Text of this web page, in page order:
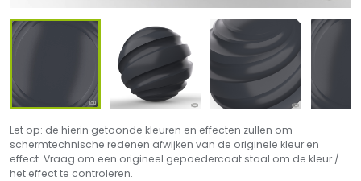
Let op: de hierin getoonde kleuren en effecten zullen om
schermtechnische redenen afwijken van de originele kleur en
effect. Vraag om een origineel gepoedercoat staal om de kleur /
het effect te controleren.